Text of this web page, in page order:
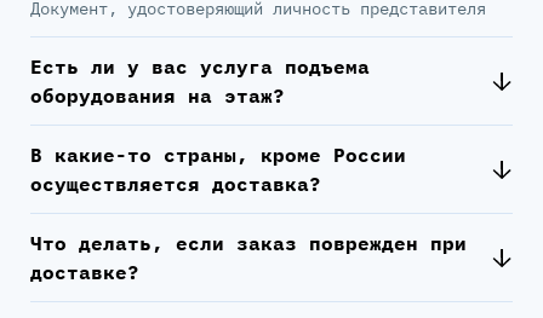
Документ, удостоверяющий личность представителя
Есть ли у вас услуга подъема
оборудования на этаж?
В какие-то страны, кроме России
осуществляется доставка?
Что делать, если заказ поврежден при
доставке?